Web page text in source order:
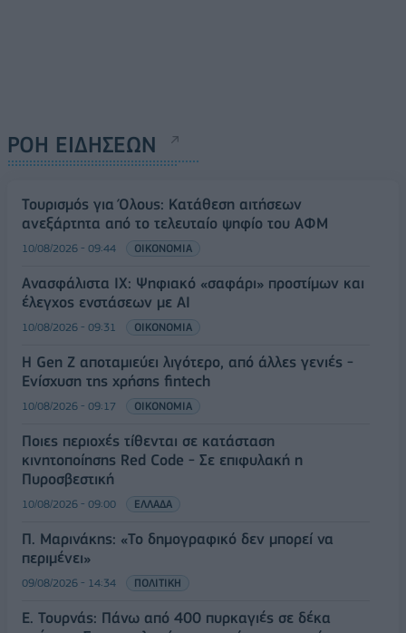
ΡΟΗ ΕΙΔΗΣΕΩΝ
Τουρισμός για Όλους: Kατάθεση αιτήσεων
ανεξάρτητα από το τελευταίο ψηφίο του ΑΦΜ
10/08/2026 - 09:44 ΟΙΚΟΝΟΜΙΑ
Ανασφάλιστα ΙΧ: Ψηφιακό «σαφάρι» προστίμων και
έλεγχος ενστάσεων με AI
10/08/2026 - 09:31 ΟΙΚΟΝΟΜΙΑ
Η Gen Z αποταμιεύει λιγότερο, από άλλες γενιές -
Ενίσχυση της χρήσης fintech
10/08/2026 - 09:17 ΟΙΚΟΝΟΜΙΑ
Ποιες περιοχές τίθενται σε κατάσταση
κινητοποίησης Red Code - Σε επιφυλακή η
Πυροσβεστική
10/08/2026 - 09:00 ΕΛΛΑΔΑ
Π. Μαρινάκης: «Το δημογραφικό δεν μπορεί να
περιμένει»
09/08/2026 - 14:34 ΠΟΛΙΤΙΚΗ
Ε. Τουρνάς: Πάνω από 400 πυρκαγιές σε δέκα